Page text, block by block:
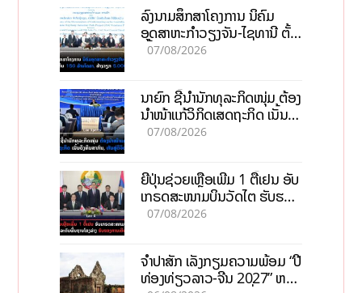
ລົງນາມສຶກສາໂຄງການ ນິຄົມ
ອຸດສາຫະກຳວຽງຈັນ-ໄຊທານີ ຕັ້ງ
ເປົ້າດຶງທຶນ 150 ລ້ານໂດລາ, ສ້າງ
07/08/2026
ນາຍົກ ຊີ້ນຳນັກທຸລະກິດໜຸ່ມ ຕ້ອງ
ນຳໜ້າແກ້ວິກິດເສດຖະກິດ ເນັ້ນດຶງ
ທຶນສາກົນ, ຫັນສູ່ດິຈິຕອນ
07/08/2026
ຍີ່ປຸ່ນຊ່ວຍເຫຼືອເພີ່ມ 1 ຕື້ເຢນ ອັບ
ເກຣດສະໜາມບິນວັດໄຕ ຮັບຮອງ
ການເຕີບໂຕ
07/08/2026
ຈຳປາສັກ ເລັ່ງກຽມຄວາມພ້ອມ “ປີ
ທ່ອງທ່ຽວລາວ-ຈີນ 2027” ຫວັງ